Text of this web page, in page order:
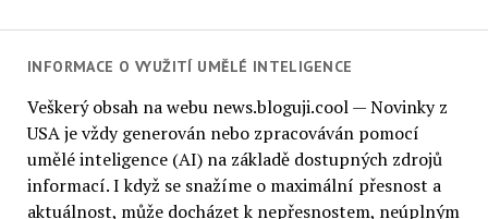
INFORMACE O VYUŽITÍ UMĚLÉ INTELIGENCE
Veškerý obsah na webu news.bloguji.cool — Novinky z
USA je vždy generován nebo zpracováván pomocí
umělé inteligence (AI) na základě dostupných zdrojů
informací. I když se snažíme o maximální přesnost a
aktuálnost, může docházet k nepřesnostem, neúplným